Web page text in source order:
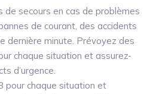
de secours en cas de problèmes
de courant, des accidents
dernière minute. Prévoyez des
chaque situation et assurez-
d’urgence.
pour chaque situation et